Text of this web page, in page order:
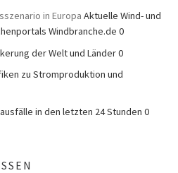
in Europa Aktuelle Wind- und
Windbranche.de 0
der Welt und Länder 0
zu Stromproduktion und
in den letzten 24 Stunden 0